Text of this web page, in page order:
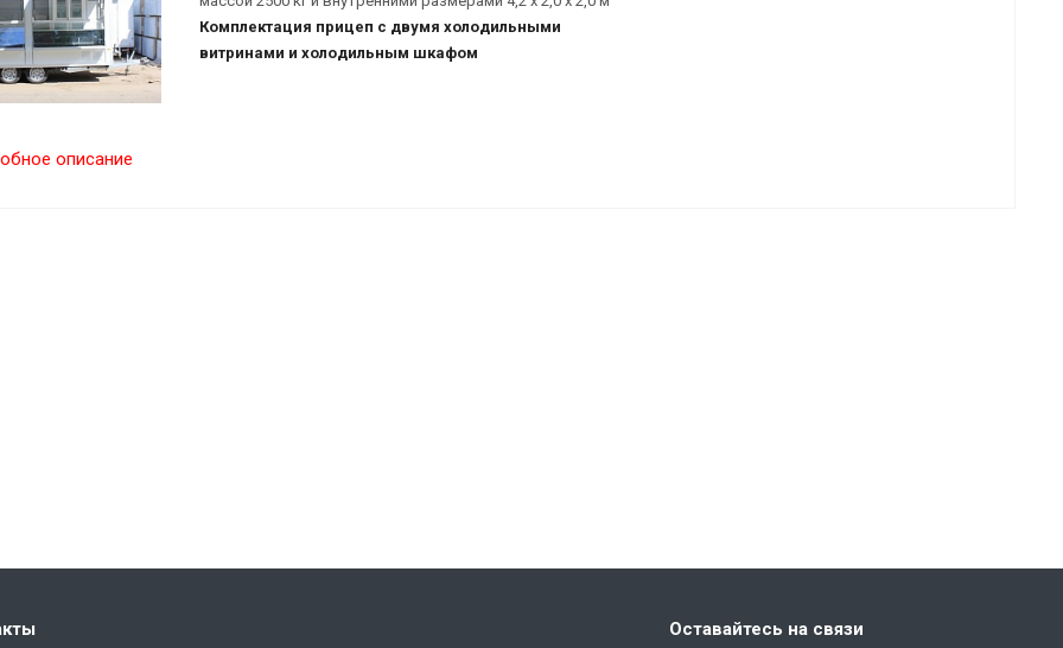
описание
Комплектация прицеп с двумя холодильными
витринами и холодильным шкафом
Оставайтесь на связи